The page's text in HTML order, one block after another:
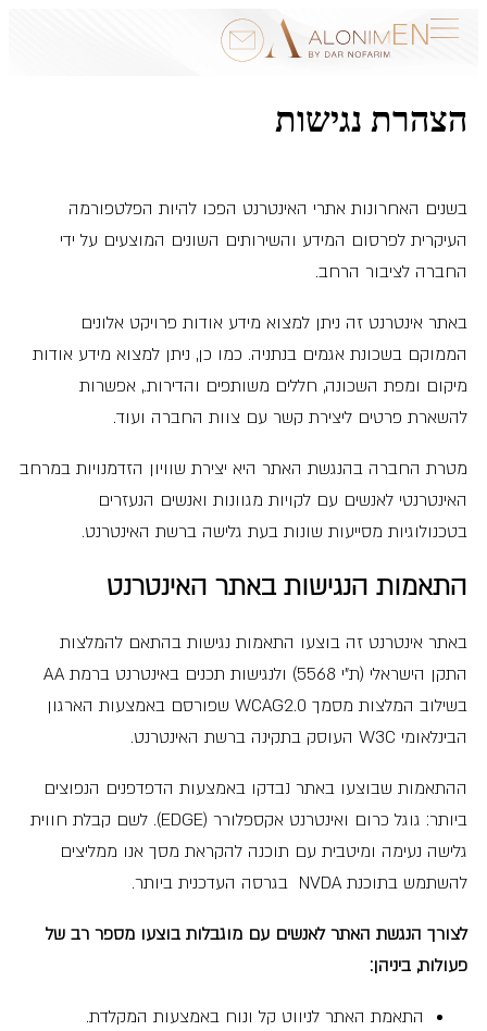
EN
Alonim Hills
Alonim Prime
דר נופרים
יצירת קשר
הצהרת נגישות
בשנים האחרונות אתרי האינטרנט הפכו להיות הפלטפורמה
העיקרית לפרסום המידע והשירותים השונים המוצעים על ידי
החברה לציבור הרחב.
באתר אינטרנט זה ניתן למצוא מידע אודות פרויקט אלונים
הממוקם בשכונת אגמים בנתניה. כמו כן, ניתן למצוא מידע אודות
מיקום ומפת השכונה, חללים משותפים והדירות., אפשרות
להשארת פרטים ליצירת קשר עם צוות החברה ועוד.
מטרת החברה בהנגשת האתר היא יצירת שוויון הזדמנויות במרחב
האינטרנטי לאנשים עם לקויות מגוונות ואנשים הנעזרים
בטכנולוגיות מסייעות שונות בעת גלישה ברשת האינטרנט.
התאמות הנגישות באתר האינטרנט
באתר אינטרנט זה בוצעו התאמות נגישות בהתאם להמלצות
התקן הישראלי (ת"י 5568) ולנגישות תכנים באינטרנט ברמת AA
בשילוב המלצות מסמך WCAG2.0 שפורסם באמצעות הארגון
הבינלאומי W3C העוסק בתקינה ברשת האינטרנט.
ההתאמות שבוצעו באתר נבדקו באמצעות הדפדפנים הנפוצים
ביותר: גוגל כרום ואינטרנט אקספלורר (EDGE). לשם קבלת חווית
גלישה נעימה ומיטבית עם תוכנה להקראת מסך אנו ממליצים
להשתמש בתוכנת NVDA בגרסה העדכנית ביותר.
לצורך הנגשת האתר לאנשים עם מוגבלות בוצעו מספר רב של
פעולות, ביניהן:
התאמת האתר לניווט קל ונוח באמצעות המקלדת.